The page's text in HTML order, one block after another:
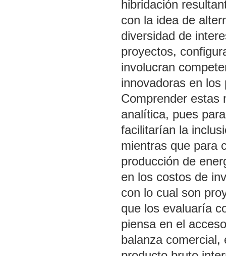
hibridación
con la idea de
diversidad de
proyectos,
involucran
innovadoras en
Comprender estas
analítica, pues
facilitarían la
mientras que para
producción de
en los costos de
con lo cual son
que los evaluaría
piensa en el
balanza comercial,